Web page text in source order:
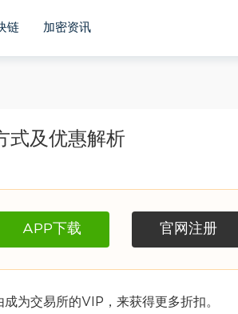
链 加密资讯
式及优惠解析
APP下载 官网注册
为交易所的VIP，来获得更多折扣。